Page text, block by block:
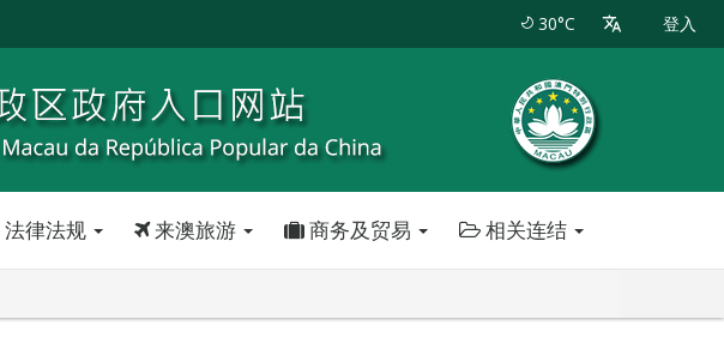
30°C 登入
法律法规 来澳旅游 商务及贸易 相关连结